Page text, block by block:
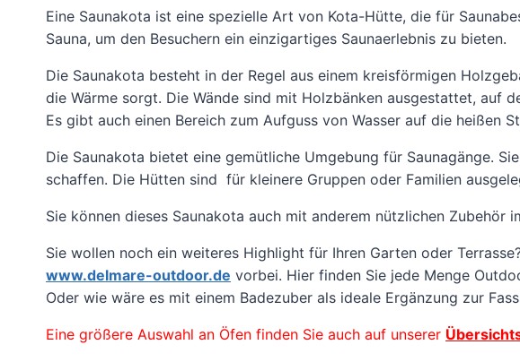
Eine Saunakota ist eine spezielle Art von Kota-Hütte, die für
Sauna, um den Besuchern ein einzigartiges Saunaerlebnis zu bieten.
Die Saunakota besteht in der Regel aus einem kreisförmigen
die Wärme sorgt. Die Wände sind mit Holzbänken ausgestattet, auf
Es gibt auch einen Bereich zum Aufguss von Wasser auf die heißen
Die Saunakota bietet eine gemütliche Umgebung für Saunagänge.
schaffen. Die Hütten sind für kleinere Gruppen oder Familien
Sie können dieses Saunakota auch mit anderem nützlichen Zubehör
Sie wollen noch ein weiteres Highlight für Ihren Garten oder
www.delmare-outdoor.de vorbei. Hier finden Sie jede Menge
Oder wie wäre es mit einem Badezuber als ideale Ergänzung zur
Eine größere Auswahl an Öfen finden Sie auch auf unserer